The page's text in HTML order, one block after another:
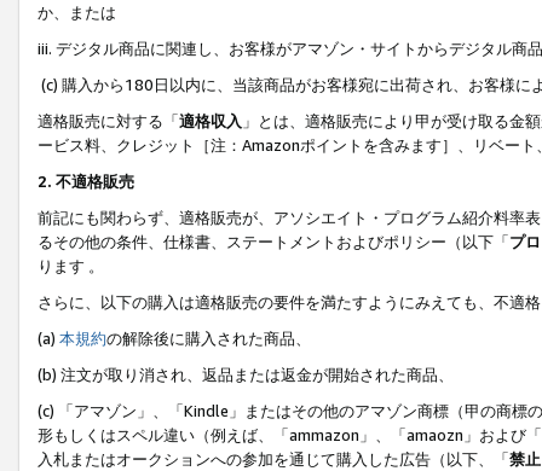
か、または
iii. デジタル商品に関連し、お客様がアマゾン・サイトからデジタル
(c) 購入から180日以内に、当該商品がお客様宛に出荷され、お客様
適格販売に対する「適格収入 」とは、適格販売により甲が受け取る金
ービス料、クレジット［注：Amazonポイントを含みます］、リベー
2. 不適格販売
前記にも関わらず、適格販売が、アソシエイト・プログラム紹介料率
るその他の条件、仕様書、ステートメントおよびポリシー（以下「プ
ります 。
さらに、以下の購入は適格販売の要件を満たすようにみえても、不適
(a) 本規約の解除後に購入された商品、
(b) 注文が取り消され、返品または返金が開始された商品、
(c) 「アマゾン」、「Kindle」またはその他のアマゾン商標（甲の商
形もしくはスペル違い（例えば、「ammazon」、「amaozn」および
入札またはオークションへの参加を通じて購入した広告（以下、「禁